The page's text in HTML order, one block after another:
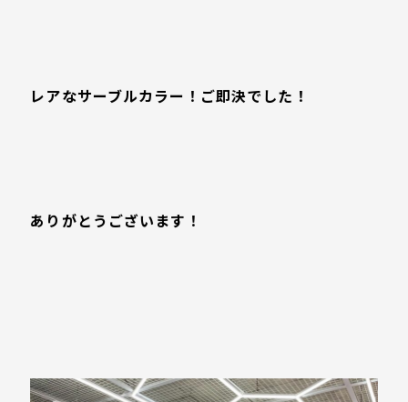
レアなサーブルカラー！ご即決でした！
ありがとうございます！